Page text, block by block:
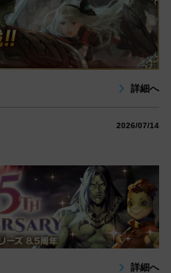
詳細へ
2026/07/14
詳細へ